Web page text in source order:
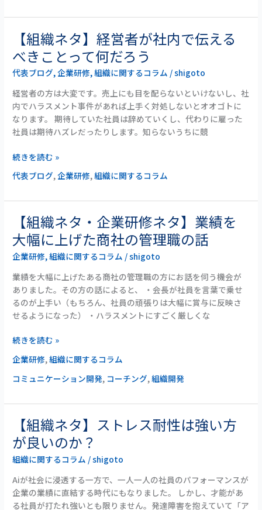
ー
プ
を
に
つ
け
る
法
【組織ネタ】経営者が社内で伝える
べきことって何だろう
代表ブログ,企業研修,組織に関するコラム /shigoto
経営者の方は大変です。売上にも目を配らないといけないし、社
内でハラスメント事件があれば上手く対処しないとオオゴトに
なります。 期待していた社員は辞めていくし、代わりに雇った
社員は期待ハズレだったりします。知らないうちに競
【組
ネ
タ】
経
営
者
が
社
内
で
伝
る
こ
と
て
何
だ
ろ
続きを読む »
代表ブログ,企業研修,組織に関するコラム
【組織ネタ・企業研修ネタ】業績を
大幅に上げた商社の管理職の話
企業研修,組織に関するコラム /shigoto
業績を大幅に上げたある商社の管理職の方にお話を伺う機会が
ありました。その方の話によると、 ・会長が社員を言葉で乗せ
るのが上手い（もちろん、社員の頑張りは大幅に賞与に反映さ
せるようになった） ・ハラスメントにすごく厳しくな
【組
織
ネ
タ・
企
業
研
修
ネ
タ】
業
績
を
大
げ
た
商
社
の
管
続きを読む »
企業研修,組織に関するコラム
コミュニケーション開発, コーチング,組織開発
【組織ネタ】ストレス耐性は強い方
が良いのか？
組織に関するコラム /shigoto
Aiが社会に浸透する一方で、一人一人の社員のパフォーマンスが
企業の業績に直結する時代にもなりました。 しかし、才能があ
る社員が打たれ強いとも限りません。発達障害を抱えていて「ア
【組
織
ネ
タ】
ト
レ